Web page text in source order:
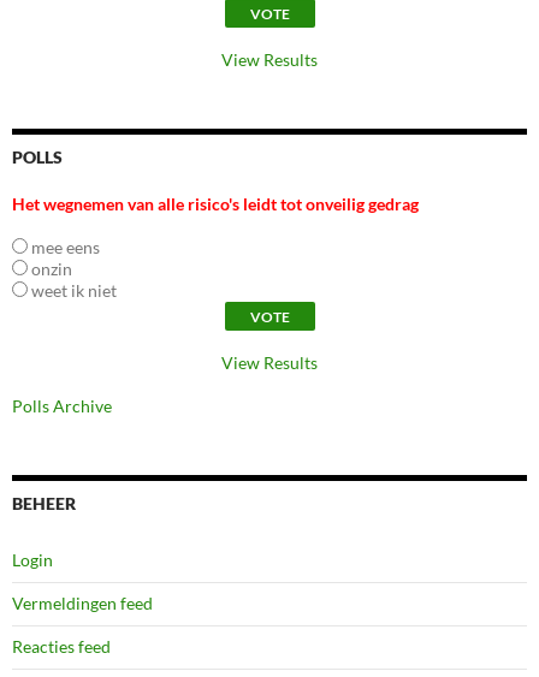
View Results
POLLS
Het wegnemen van alle risico's leidt tot onveilig gedrag
mee eens
onzin
weet ik niet
View Results
Polls Archive
BEHEER
Login
Vermeldingen feed
Reacties feed